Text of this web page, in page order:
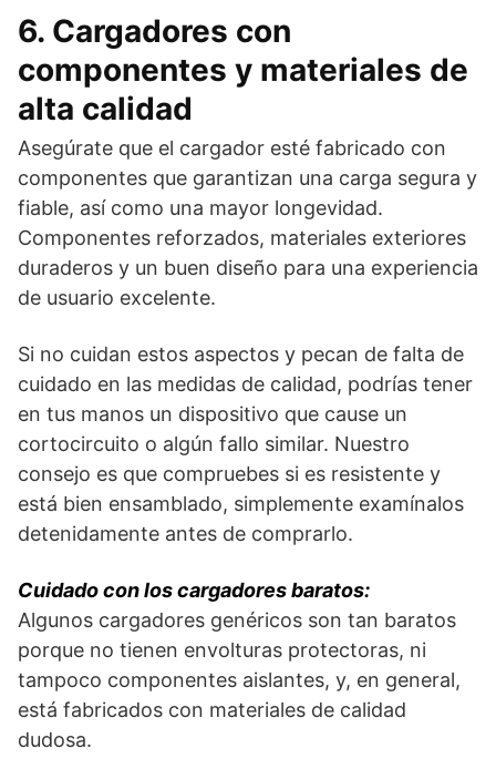
6. Cargadores con
componentes y materiales de
alta calidad
Asegúrate que el cargador esté fabricado con
componentes que garantizan una carga segura y
fiable, así como una mayor longevidad.
Componentes reforzados, materiales exteriores
duraderos y un buen diseño para una experiencia
de usuario excelente.
Si no cuidan estos aspectos y pecan de falta de
cuidado en las medidas de calidad, podrías tener
en tus manos un dispositivo que cause un
cortocircuito o algún fallo similar. Nuestro
consejo es que compruebes si es resistente y
está bien ensamblado, simplemente examínalos
detenidamente antes de comprarlo.
Cuidado con los cargadores baratos:
Algunos cargadores genéricos son tan baratos
porque no tienen envolturas protectoras, ni
tampoco componentes aislantes, y, en general,
está fabricados con materiales de calidad
dudosa.